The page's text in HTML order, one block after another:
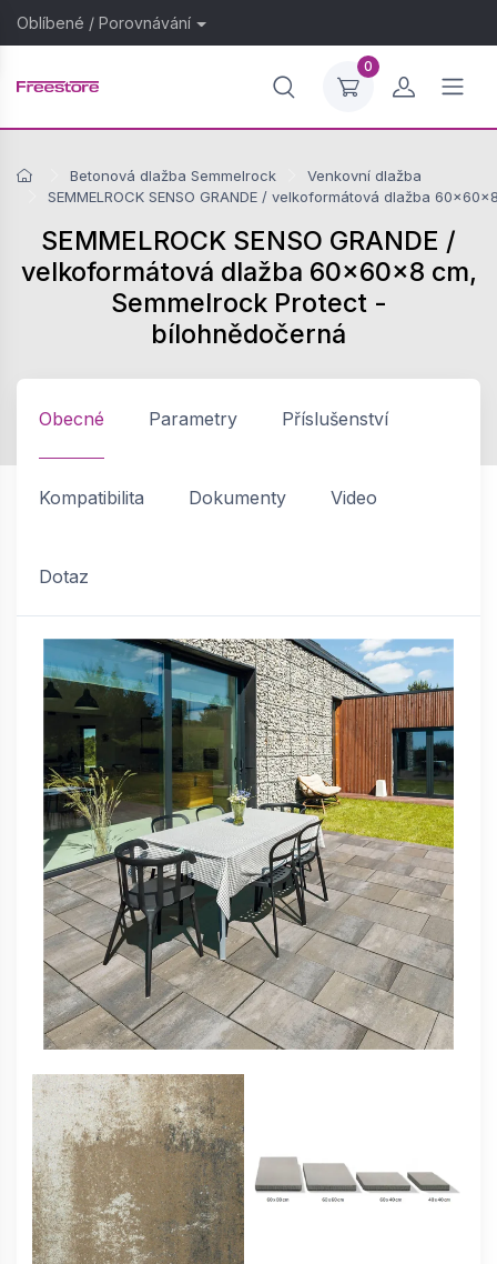
Oblíbené / Porovnávání
0
Betonová dlažba Semmelrock
Venkovní dlažba
SEMMELROCK SENSO GRANDE / velkoformátová dlažba
SEMMELROCK SENSO GRANDE /
velkoformátová dlažba 60x60x8 cm,
Semmelrock Protect -
bílohnědočerná
Obecné Parametry Příslušenství
Kompatibilita Dokumenty Video
Dotaz